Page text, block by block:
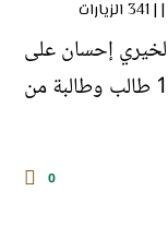
| | 341 الزيارات
شكر وتقدير إلى المنصة الوطنية للعمل الخيري إحسان ⁦‪على
دعم مشروع الكفالة التعليمية لكفالة 115 طالب وطالبة من
0